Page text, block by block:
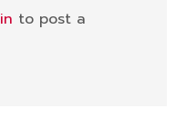
to post a